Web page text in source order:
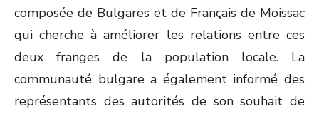
composée de Bulgares et de Français de Moissac
qui cherche à améliorer les relations entre ces
deux franges de la population locale. La
communauté bulgare a également informé des
représentants des autorités de son souhait de